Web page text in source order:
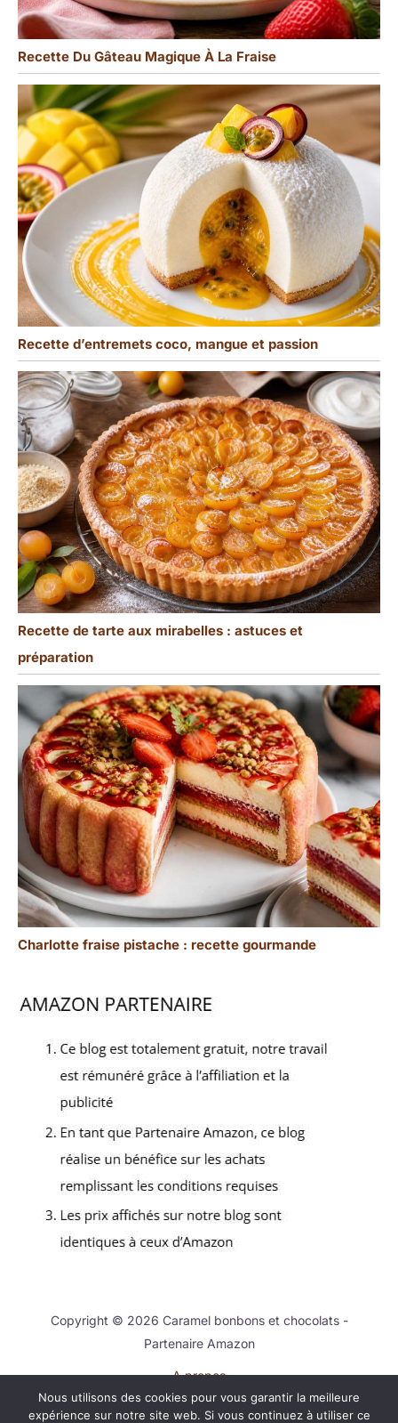
Recette Du Gâteau Magique À La Fraise
Recette d’entremets coco, mangue et passion
Recette de tarte aux mirabelles : astuces et
préparation
Charlotte fraise pistache : recette gourmande
Copyright © 2026 Caramel bonbons et chocolats -
Partenaire Amazon
A propos
Contact
Nous utilisons des cookies pour vous garantir la meilleure
expérience sur notre site web. Si vous continuez à utiliser ce